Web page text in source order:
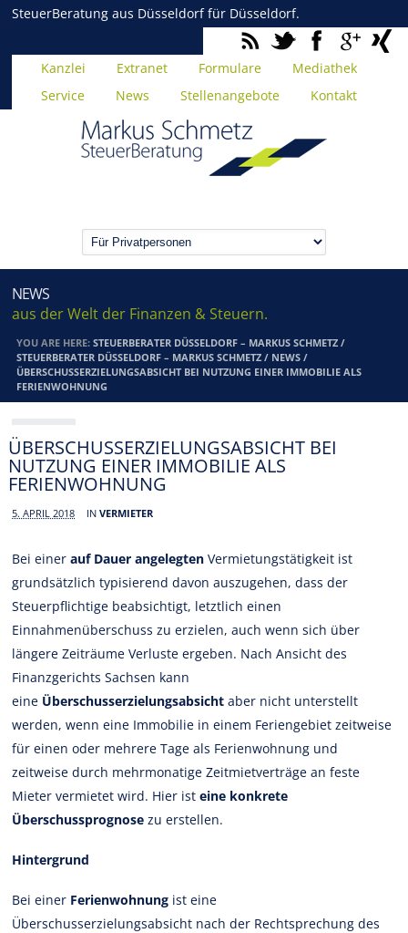
SteuerBeratung aus Düsseldorf für Düsseldorf.
Kanzlei Extranet Formulare
Mediathek
Service
News Stellenangebote Kontakt
NEWS
aus der Welt der Finanzen & Steuern.
YOU ARE HERE:STEUERBERATER DÜSSELDORF – MARKUS SCHMETZ /
STEUERBERATER DÜSSELDORF – MARKUS SCHMETZ / NEWS /
ÜBERSCHUSSERZIELUNGSABSICHT BEI NUTZUNG EINER IMMOBILIE ALS
FERIENWOHNUNG
ÜBERSCHUSSERZIELUNGSABSICHT BEI
NUTZUNG EINER IMMOBILIE ALS
FERIENWOHNUNG
5. APRIL 2018 INVERMIETER
Bei einerauf Dauer angelegten Vermietungstätigkeit ist
grundsätzlich typisierend davon auszugehen, dass der
Steuerpflichtige beabsichtigt, letztlich einen
Einnahmenüberschuss zu erzielen, auch wenn sich über
längere Zeiträume Verluste ergeben. Nach Ansicht des
Finanzgerichts Sachsen kann
eine Überschusserzielungsabsicht aber nicht unterstellt
werden, wenn eine Immobilie in einem Feriengebiet zeitweise
für einen oder mehrere Tage als Ferienwohnung und
zeitweise durch mehrmonatige Zeitmietverträge an feste
Mieter vermietet wird. Hier isteine konkrete
Überschussprognosezu erstellen.
Hintergrund
Bei einer Ferienwohnung ist eine
Überschusserzielungsabsicht nach der Rechtsprechung des